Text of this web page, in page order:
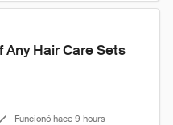
Any Hair Care Sets
Funcionó hace 9 hours